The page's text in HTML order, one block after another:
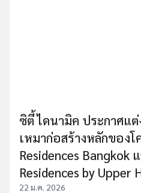
ซิตี้ ไดนามิค ประกาศแ
เหมาก่อสร้างหลักของโ
Residences Bangkok
Residences by Upper
22 ม.ค. 2026